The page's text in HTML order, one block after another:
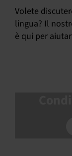
Volete
lingua? Il
è qui per